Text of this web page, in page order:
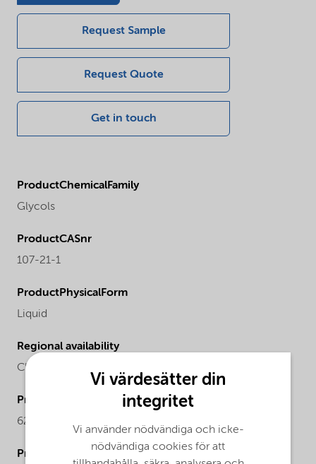
Request Sample
Request Quote
Get in touch
ProductChemicalFamily
Glycols
ProductCASnr
107-21-1
ProductPhysicalForm
Liquid
Regional availability
China,
ProductMolecularWeight
62.07
ProductChemicalsName
Vi värdesätter din
integritet
Vi använder nödvändiga och icke-
nödvändiga cookies för att